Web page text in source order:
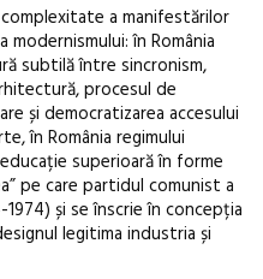
a manifestărilor
în România
subtilă între sincronism,
procesul de
și democratizarea accesului
în România regimului
superioară în forme
pe care partidul comunist a
și se înscrie în concepția
legitima industria și